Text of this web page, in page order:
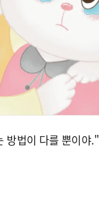
방법이 다를 뿐이야."